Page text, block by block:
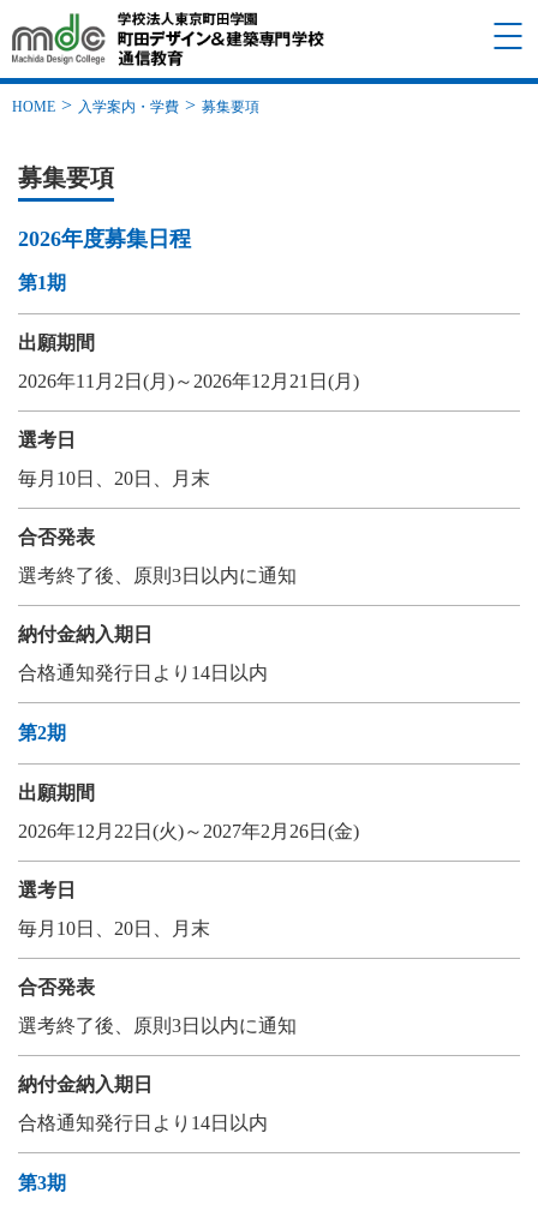
HOME 入学案内・学費 募集要項
募集要項
2026年度募集日程
第1期
出願期間
2026年11月2日(月)～2026年12月21日(月)
選考日
毎月10日、20日、月末
合否発表
選考終了後、原則3日以内に通知
納付金納入期日
合格通知発行日より14日以内
第2期
出願期間
2026年12月22日(火)～2027年2月26日(金)
選考日
毎月10日、20日、月末
合否発表
選考終了後、原則3日以内に通知
納付金納入期日
合格通知発行日より14日以内
第3期